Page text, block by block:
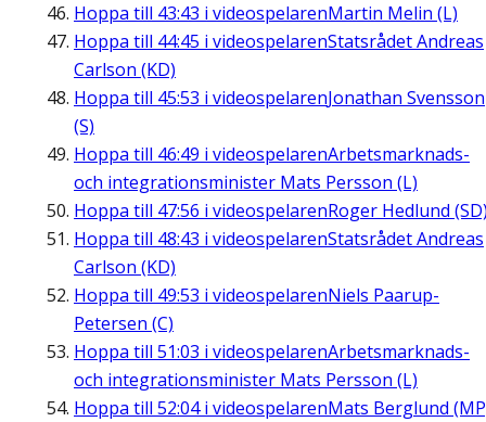
Hoppa till 43:43 i videospelarenMartin Melin (L)
Hoppa till 44:45 i videospelarenStatsrådet Andreas
Carlson (KD)
Hoppa till 45:53 i videospelarenJonathan Svensson
(S)
Hoppa till 46:49 i videospelarenArbetsmarknads-
och integrationsminister Mats Persson (L)
Hoppa till 47:56 i videospelarenRoger Hedlund
Hoppa till 48:43 i videospelarenStatsrådet Andreas
Carlson (KD)
Hoppa till 49:53 i videospelarenNiels Paarup-
Petersen (C)
Hoppa till 51:03 i videospelarenArbetsmarknads-
och integrationsminister Mats Persson (L)
Hoppa till 52:04i videospelarenMats Berglund